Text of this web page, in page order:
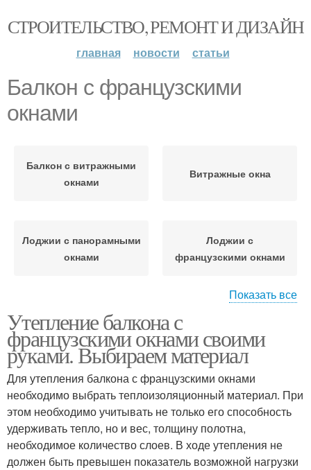
СТРОИТЕЛЬСТВО, РЕМОНТ И ДИЗАЙН
главная новости статьи
Балкон с французскими
окнами
Балкон с витражными
окнами
Витражные окна
Лоджии с панорамными
окнами
Лоджии с
французскими окнами
Панорамный балкон
Остекление на балконе Панорамные окна
Балкон во французском
Показать все
Утепление балкона с
французскими окнами своими
руками. Выбираем материал
Для утепления балкона с французскими окнами
необходимо выбрать теплоизоляционный материал. При
этом необходимо учитывать не только его способность
удерживать тепло, но и вес, толщину полотна,
необходимое количество слоев. В ходе утепления не
должен быть превышен показатель возможной нагрузки